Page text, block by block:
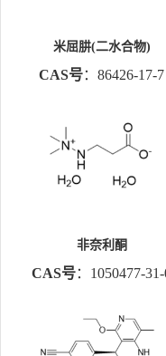
米屈肼(二水合物)
CAS号：86426-17-7
非奈利酮
CAS号：1050477-